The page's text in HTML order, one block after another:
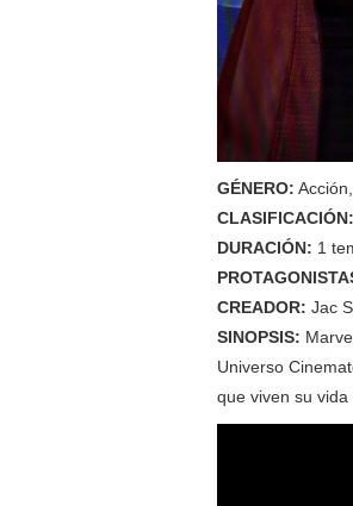
GÉNERO:
CLASIFICACIÓN:
DURACIÓN: 1
CREADOR: Jac
SINOPSIS:
Universo
que viven su